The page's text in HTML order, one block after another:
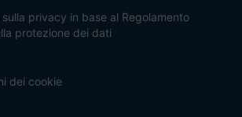
privacy in base al Regolamento
protezione dei dati
dei cookie